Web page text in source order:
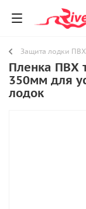
Защита лодки ПВХ
Пленка ПВХ
350мм для
лодок